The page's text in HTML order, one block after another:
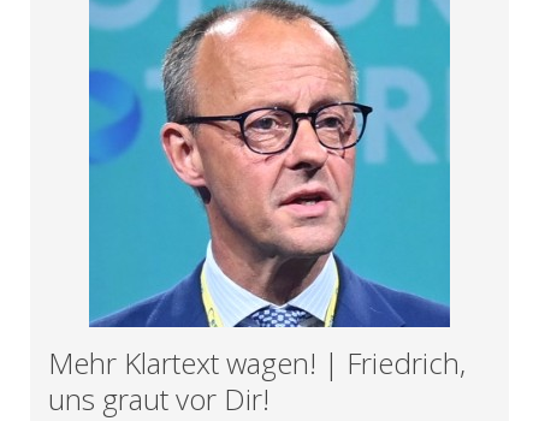
Mehr Klartext wagen! | Friedrich,
uns graut vor Dir!